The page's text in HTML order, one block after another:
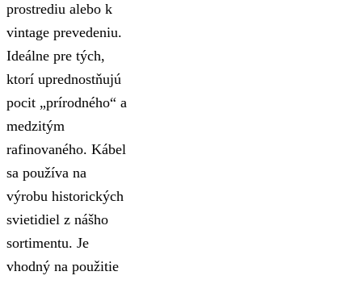
prostrediu alebo k
vintage prevedeniu.
Ideálne pre tých,
ktorí uprednostňujú
pocit „prírodného“ a
medzitým
rafinovaného. Kábel
sa používa na
výrobu historických
svietidiel z nášho
sortimentu. Je
vhodný na použitie